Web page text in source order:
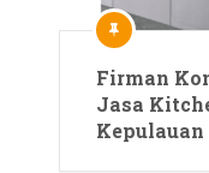
Firman
Jasa
Kepulauan